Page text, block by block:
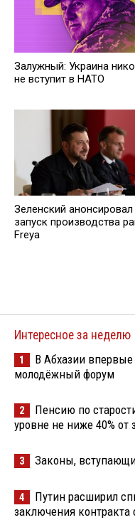
Залужный: Украина
не вступит в НАТО
Зеленский анонсировал
запуск производства
Freya
Интересное за неделю
1
В Абхазии
молодёжный форум
2
Пенсию по
уровне не ниже 40% от
3 Законы,
4
Путин расширил
заключения